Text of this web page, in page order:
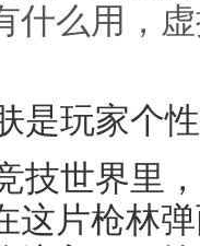
什么用，
是玩家个
技世界里
这片枪林